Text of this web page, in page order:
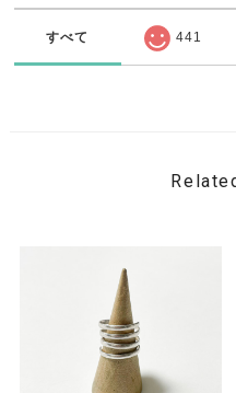
すべて 441